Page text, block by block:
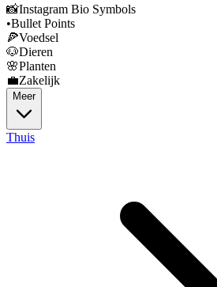
📸Instagram Bio Symbols
•Bullet Points
🍕Voedsel
🐶Dieren
🌸Planten
💼Zakelijk
Meer
Thuis